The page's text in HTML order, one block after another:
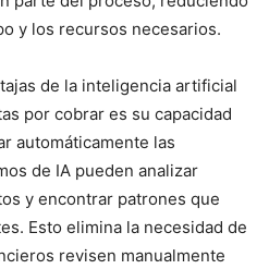
y los recursos necesarios.
de la inteligencia artificial
por cobrar es su capacidad
automáticamente las
de IA pueden analizar
y encontrar patrones que
Esto elimina la necesidad de
revisen manualmente